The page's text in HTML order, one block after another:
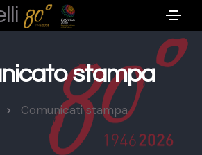
stampa
Comunicati stampa